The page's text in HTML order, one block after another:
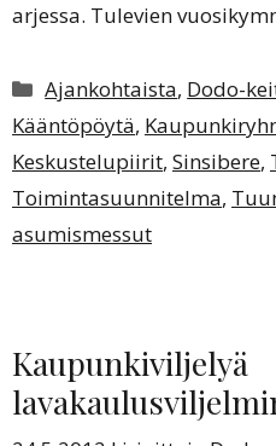
arjessa. Tulevien
Kategoriat
Ajankohtaista, Dodo-
Kääntöpöytä,
Keskustelupiirit, Sinsibere,
Toimintasuunnitelma,
asumismessut
Kaupunkiviljelyä